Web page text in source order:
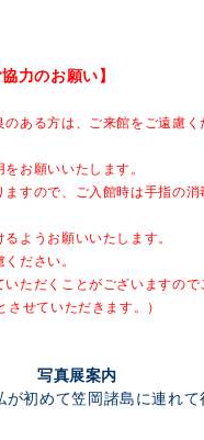
力のお願い】
のある方は、ご来館をご遠慮
お願いいたします。
ますので、ご入館時は手指の消
ようお願いいたします。
ださい。
いただくことがございますので
させていただきます。）
写真展案内
が初めて笠岡諸島に連れ